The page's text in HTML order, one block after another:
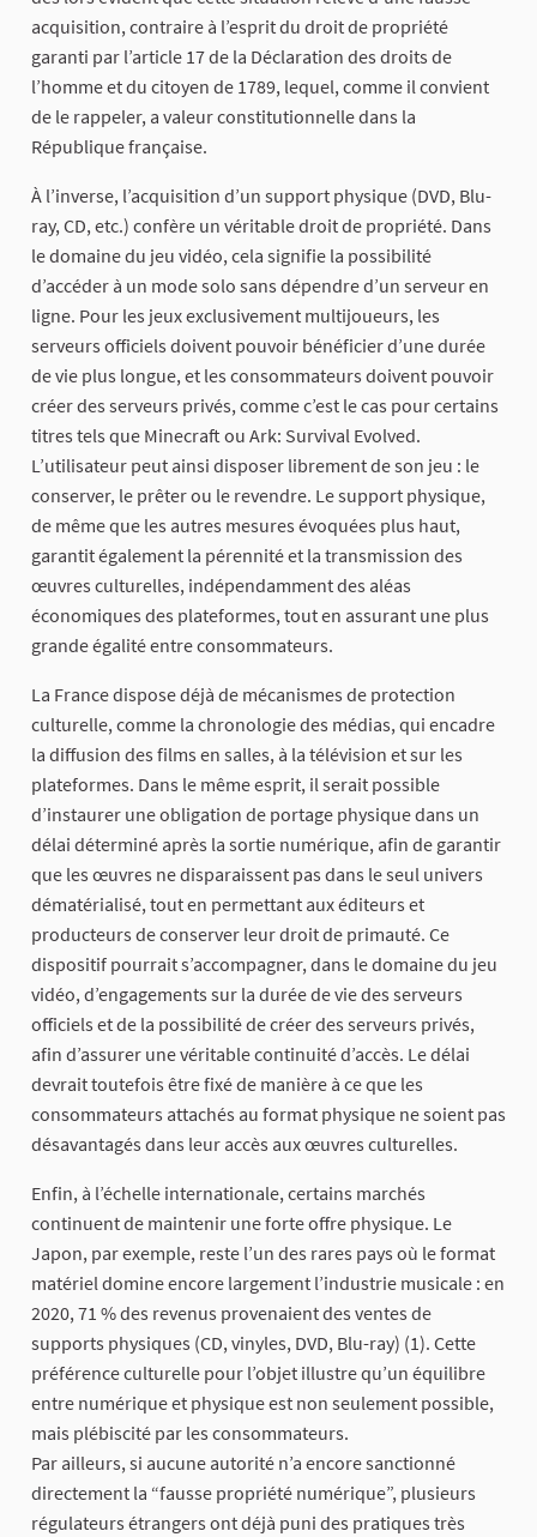
acquisition, contraire à l’esprit du droit de propriété
garanti par l’article 17 de la Déclaration des droits de
l’homme et du citoyen de 1789, lequel, comme il convient
de le rappeler, a valeur constitutionnelle dans la
République française.
À l’inverse, l’acquisition d’un support physique (DVD, Blu-
ray, CD, etc.) confère un véritable droit de propriété. Dans
le domaine du jeu vidéo, cela signifie la possibilité
d’accéder à un mode solo sans dépendre d’un serveur en
ligne. Pour les jeux exclusivement multijoueurs, les
serveurs officiels doivent pouvoir bénéficier d’une durée
de vie plus longue, et les consommateurs doivent pouvoir
créer des serveurs privés, comme c’est le cas pour certains
titres tels que Minecraft ou Ark: Survival Evolved.
L’utilisateur peut ainsi disposer librement de son jeu : le
conserver, le prêter ou le revendre. Le support physique,
de même que les autres mesures évoquées plus haut,
garantit également la pérennité et la transmission des
œuvres culturelles, indépendamment des aléas
économiques des plateformes, tout en assurant une plus
grande égalité entre consommateurs.
La France dispose déjà de mécanismes de protection
culturelle, comme la chronologie des médias, qui encadre
la diffusion des films en salles, à la télévision et sur les
plateformes. Dans le même esprit, il serait possible
d’instaurer une obligation de portage physique dans un
délai déterminé après la sortie numérique, afin de garantir
que les œuvres ne disparaissent pas dans le seul univers
dématérialisé, tout en permettant aux éditeurs et
producteurs de conserver leur droit de primauté. Ce
dispositif pourrait s’accompagner, dans le domaine du jeu
vidéo, d’engagements sur la durée de vie des serveurs
officiels et de la possibilité de créer des serveurs privés,
afin d’assurer une véritable continuité d’accès. Le délai
devrait toutefois être fixé de manière à ce que les
consommateurs attachés au format physique ne soient pas
désavantagés dans leur accès aux œuvres culturelles.
Enfin, à l’échelle internationale, certains marchés
continuent de maintenir une forte offre physique. Le
Japon, par exemple, reste l’un des rares pays où le format
matériel domine encore largement l’industrie musicale : en
2020, 71 % des revenus provenaient des ventes de
supports physiques (CD, vinyles, DVD, Blu-ray) (1). Cette
préférence culturelle pour l’objet illustre qu’un équilibre
entre numérique et physique est non seulement possible,
mais plébiscité par les consommateurs.
Par ailleurs, si aucune autorité n’a encore sanctionné
directement la “fausse propriété numérique”, plusieurs
régulateurs étrangers ont déjà puni des pratiques très